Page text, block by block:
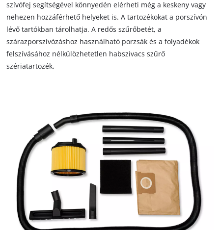
szívófej segítségével könnyedén elérheti még a keskeny vagy
nehezen hozzáférhető helyeket is. A tartozékokat a porszívón
lévő tartókban tárolhatja. A redős szűrőbetét, a
szárazporszívózáshoz használható porzsák és a folyadékok
felszívásához nélkülözhetetlen habszivacs szűrő
szériatartozék.